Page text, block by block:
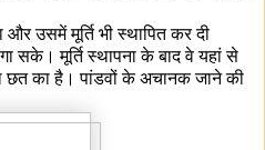
और उसमें मूर्ति भी स्थापित कर दी
सके। मूर्ति स्थापना के बाद वे यहां से
का है। पांडवों के अचानक जाने की